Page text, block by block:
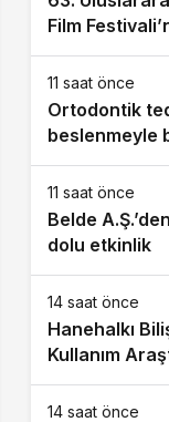
Film
Başkanı
11 saat önce
Ortodontik
beslenmeyle
11 saat önce
Belde
dolu etkinlik
14 saat önce
Hanehalkı
Kullanım
14 saat önce